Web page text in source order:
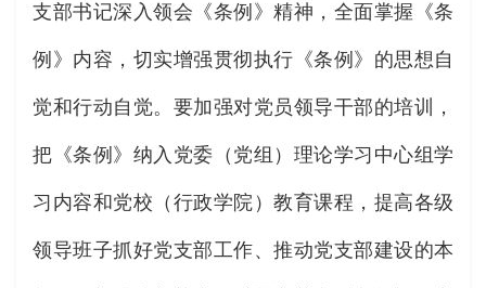
支部书记深入领会《条例》精神，全面掌握《条
例》内容，切实增强贯彻执行《条例》的思想自
觉和行动自觉。要加强对党员领导干部的培训，
把《条例》纳入党委（党组）理论学习中心组学
习内容和党校（行政学院）教育课程，提高各级
领导班子抓好党支部工作、推动党支部建设的本